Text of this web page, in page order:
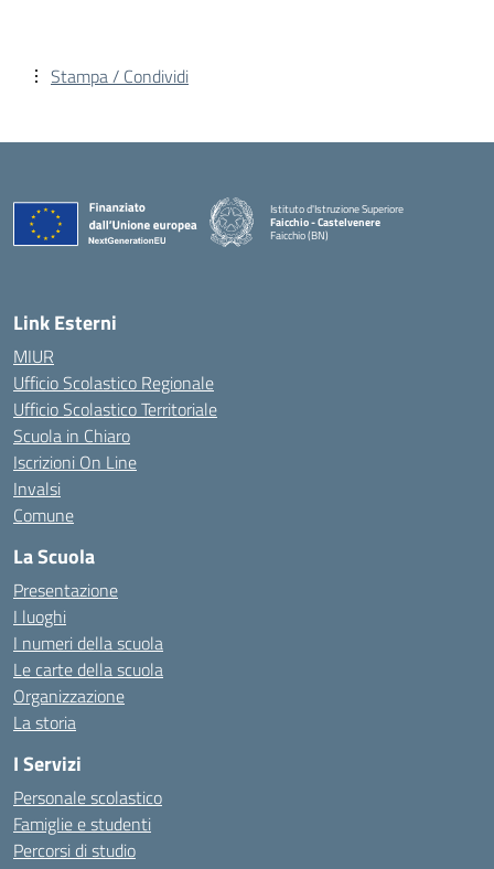
Stampa / Condividi
Istituto d'Istruzione Superiore
Faicchio - Castelvenere
Faicchio (BN)
Link Esterni
MIUR
Ufficio Scolastico Regionale
Ufficio Scolastico Territoriale
Scuola in Chiaro
Iscrizioni On Line
Invalsi
Comune
La Scuola
Presentazione
I luoghi
I numeri della scuola
Le carte della scuola
Organizzazione
La storia
I Servizi
Personale scolastico
Famiglie e studenti
Percorsi di studio